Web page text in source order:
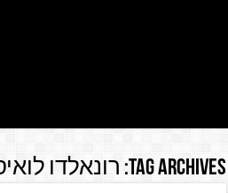
Tag Archives: רונאלדו